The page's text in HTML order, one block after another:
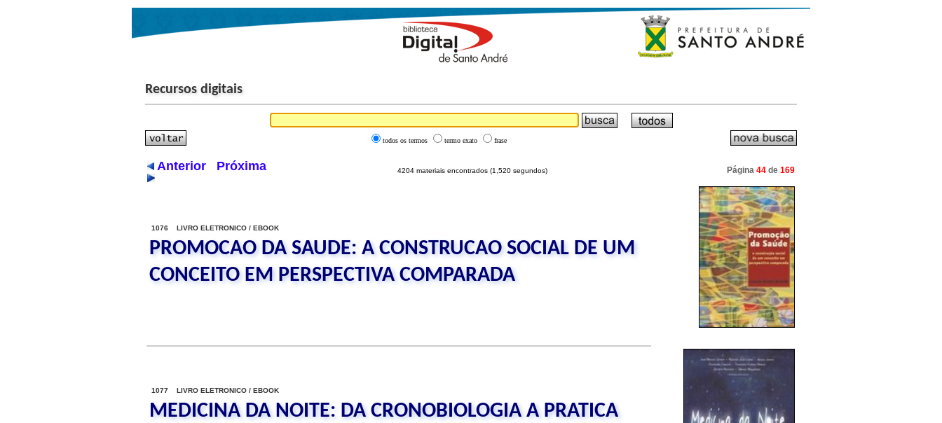
Recursos digitais
todos os termos termo exato frase
Anterior Próxima 4204 materiais encontrados (1,520 segundos) Página 44 de 169
1076 LIVRO ELETRONICO / EBOOK
PROMOCAO DA SAUDE: A CONSTRUCAO SOCIAL DE UM
CONCEITO EM PERSPECTIVA COMPARADA
1077 LIVRO ELETRONICO / EBOOK
MEDICINA DA NOITE: DA CRONOBIOLOGIA A PRATICA